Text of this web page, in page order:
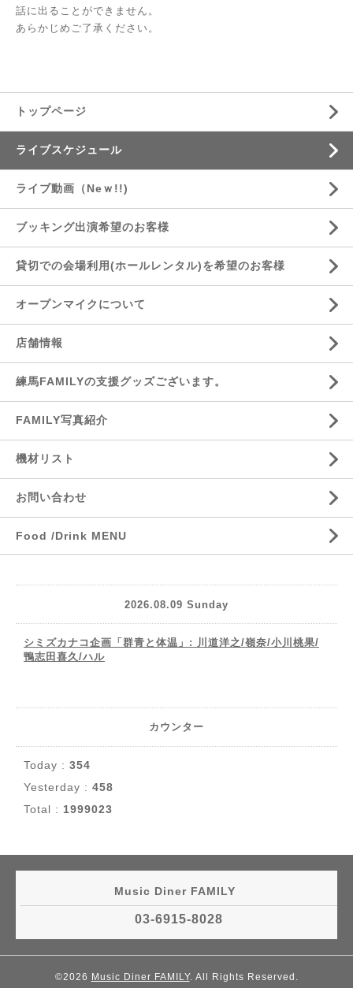
話に出ることができません。
あらかじめご了承ください。
トップページ
ライブスケジュール
ライブ動画（Neｗ!!)
ブッキング出演希望のお客様
貸切での会場利用(ホールレンタル)を希望のお客様
オープンマイクについて
店舗情報
練馬FAMILYの支援グッズございます。
FAMILY写真紹介
機材リスト
お問い合わせ
Food /Drink MENU
2026.08.09 Sunday
シミズカナコ企画「群青と体温」: 川道洋之/嶺奈/小川桃果/
鴨志田喜久/ハル
カウンター
Today : 354
Yesterday : 458
Total : 1999023
Music Diner FAMILY
03-6915-8028
©2026 Music Diner FAMILY. All Rights Reserved.